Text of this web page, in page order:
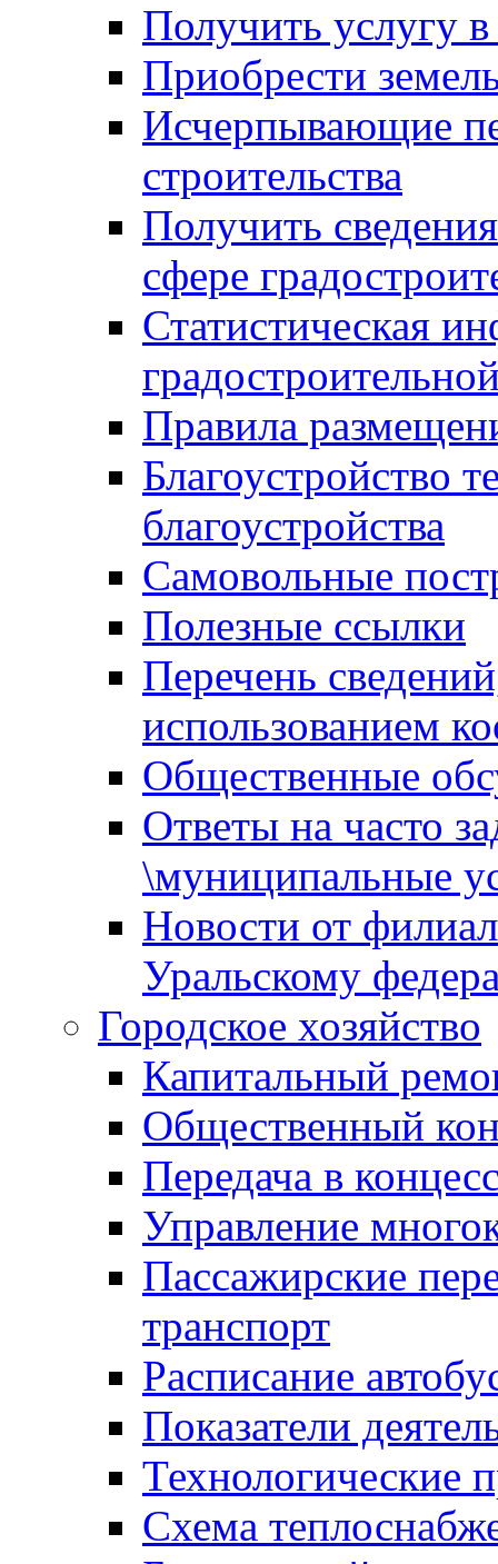
Получить услугу в
Приобрести
Исчерпывающие
строительства
Получить
сфере
Статистическая
Правила
Благоустройство
благоустройства
Самовольные
Полезные ссылки
Перечень
использованием
Общественные
Ответы на часто
\муниципальные
Новости от
Уральскому
Городское хозяйство
Капитальный
Общественный
Передача в
Управление
Пассажирские
транспорт
Расписание
Показатели
Технологические
Схема